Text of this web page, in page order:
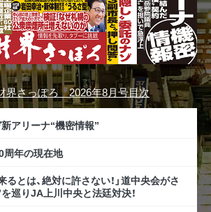
さっぽろ 2026年8月号目次
新アリーナ“機密情報”
周年の現在地
るとは、絶対に許さない！」道中央会がさ
巡りJA上川中央と法廷対決！